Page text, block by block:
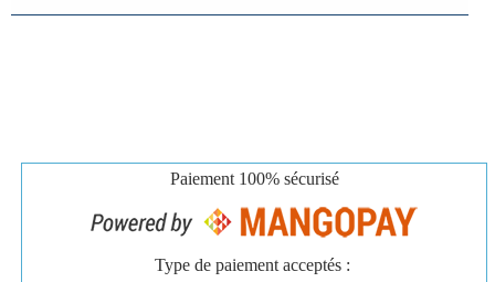
Paiement 100% sécurisé
Type de paiement acceptés :